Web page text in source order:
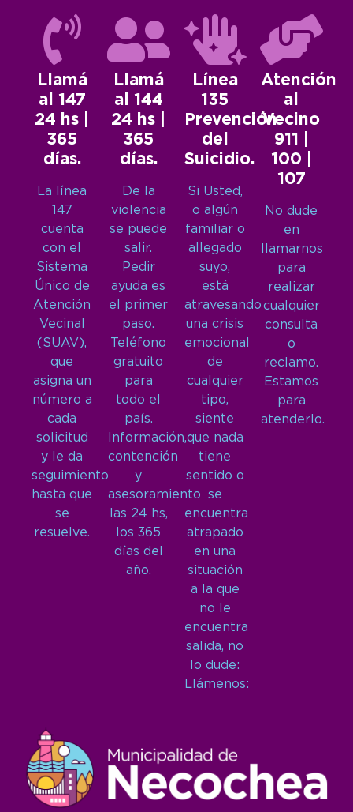
Llamá
al 147
24 hs |
365
días.
La línea
147
cuenta
con el
Sistema
Único de
Atención
Vecinal
(SUAV),
que
asigna un
número a
cada
solicitud
y le da
seguimiento
hasta que
se
resuelve.
Llamá
al 144
24 hs |
365
días.
De la
violencia
se puede
salir.
Pedir
ayuda es
el primer
paso.
Teléfono
gratuito
para
todo el
país.
Información,
contención
y
asesoramiento
las 24 hs,
los 365
días del
año.
Línea
135
Prevención
del
Suicidio.
Si Usted,
o algún
familiar o
allegado
suyo,
está
atravesando
una crisis
emocional
de
cualquier
tipo,
siente
que nada
tiene
sentido o
se
encuentra
atrapado
en una
situación
a la que
no le
encuentra
salida, no
lo dude:
Llámenos:
Atención
al
Vecino
911 |
100 |
107
No dude
en
llamarnos
para
realizar
cualquier
consulta
o
reclamo.
Estamos
para
atenderlo.